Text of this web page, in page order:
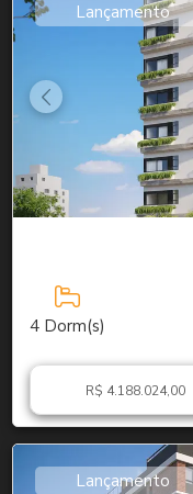
Lançamento
4 Dorm(s)
R$ 4.188.024,00
Lançamento